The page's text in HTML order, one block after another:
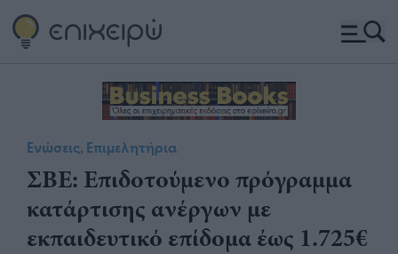
Ενώσεις, Επιμελητήρια
ΣΒΕ: Επιδοτούμενο πρόγραμμα
κατάρτισης ανέργων με
εκπαιδευτικό επίδομα έως 1.725€